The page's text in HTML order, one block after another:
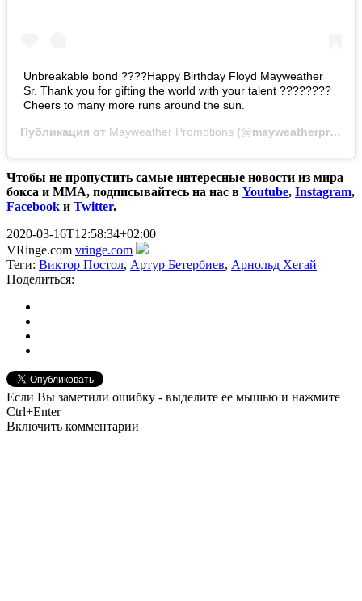
Unbreakable bond ????Happy Birthday Floyd Mayweather
Sr. Thank you for gifting the world with your talent ????????
Cheers to many more runs around the sun.
Публикация от Mayweather Promotions (@mayweatherpromotions)
Чтобы не пропустить самые интересные новости из мира
бокса и ММА, подписывайтесь на нас в Youtube, Instagram,
Facebook и Twitter.
2020-03-16T12:58:34+02:00
VRinge.com vringe.com
Теги: Виктор Постол, Артур Бетербиев, Арнольд Хегай
Поделиться:
Если Вы заметили ошибку - выделите ее мышью и нажмите
Ctrl+Enter
Включить комментарии